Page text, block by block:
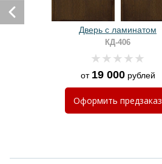
Дверь с ламинатом
КД-406
от 19 000рублей
Оформить предзаказ